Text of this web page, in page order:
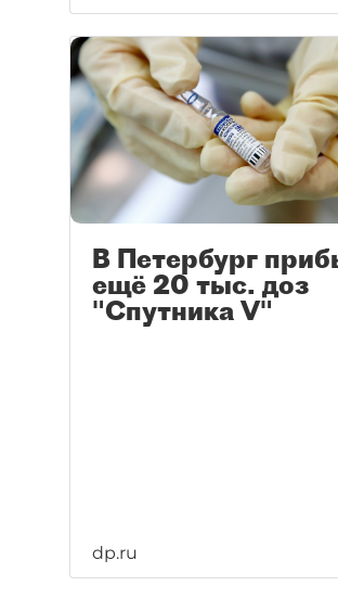
В Петербург
ещё 20 тыс. доз
"Спутника V"
dp.ru